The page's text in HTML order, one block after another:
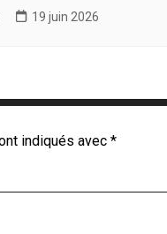
19 juin 2026
indiqués avec *